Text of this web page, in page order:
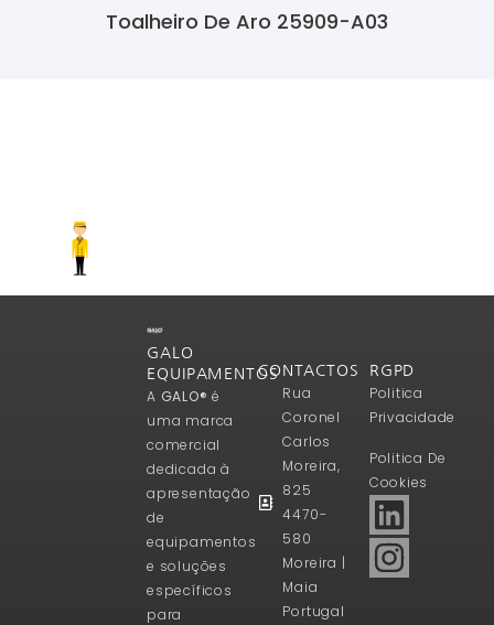
Toalheiro De Aro 25909-A03
GALO
EQUIPAMENTOS
A GALO® é
uma marca
comercial
dedicada à
apresentação
de
equipamentos
e soluções
específicos
para
CONTACTOS
Rua
Coronel
Carlos
Moreira,
825
4470-
580
Moreira |
Maia
Portugal
RGPD
Politica
Privacidade
Politica De
Cookies